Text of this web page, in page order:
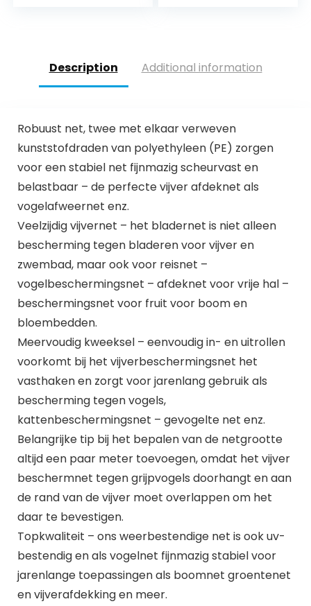
kking voor tuinvijver
zwembad/vijvernet
breed groen)
Description Additional information
Robuust net, twee met elkaar verweven
kunststofdraden van polyethyleen (PE) zorgen
voor een stabiel net fijnmazig scheurvast en
belastbaar – de perfecte vijver afdeknet als
vogelafweernet enz.
Veelzijdig vijvernet – het bladernet is niet alleen
bescherming tegen bladeren voor vijver en
zwembad, maar ook voor reisnet –
vogelbeschermingsnet – afdeknet voor vrije hal –
beschermingsnet voor fruit voor boom en
bloembedden.
Meervoudig kweeksel – eenvoudig in- en uitrollen
voorkomt bij het vijverbeschermingsnet het
vasthaken en zorgt voor jarenlang gebruik als
bescherming tegen vogels,
kattenbeschermingsnet – gevogelte net enz.
Belangrijke tip bij het bepalen van de netgrootte
altijd een paar meter toevoegen, omdat het vijver
beschermnet tegen grijpvogels doorhangt en aan
de rand van de vijver moet overlappen om het
daar te bevestigen.
Topkwaliteit – ons weerbestendige net is ook uv-
bestendig en als vogelnet fijnmazig stabiel voor
jarenlange toepassingen als boomnet groentenet
en vijverafdekking en meer.